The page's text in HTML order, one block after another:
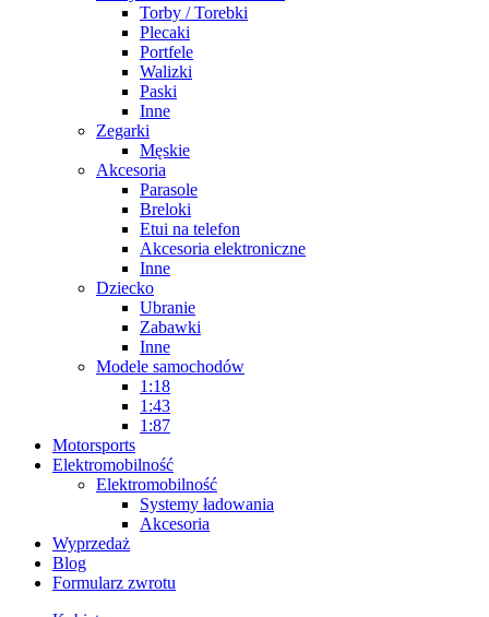
Torby / Torebki
Plecaki
Portfele
Walizki
Paski
Inne
Zegarki
Męskie
Akcesoria
Parasole
Breloki
Etui na telefon
Akcesoria elektroniczne
Inne
Dziecko
Ubranie
Zabawki
Inne
Modele samochodów
1:18
1:43
1:87
Motorsports
Elektromobilność
Elektromobilność
Systemy ładowania
Akcesoria
Wyprzedaż
Blog
Formularz zwrotu